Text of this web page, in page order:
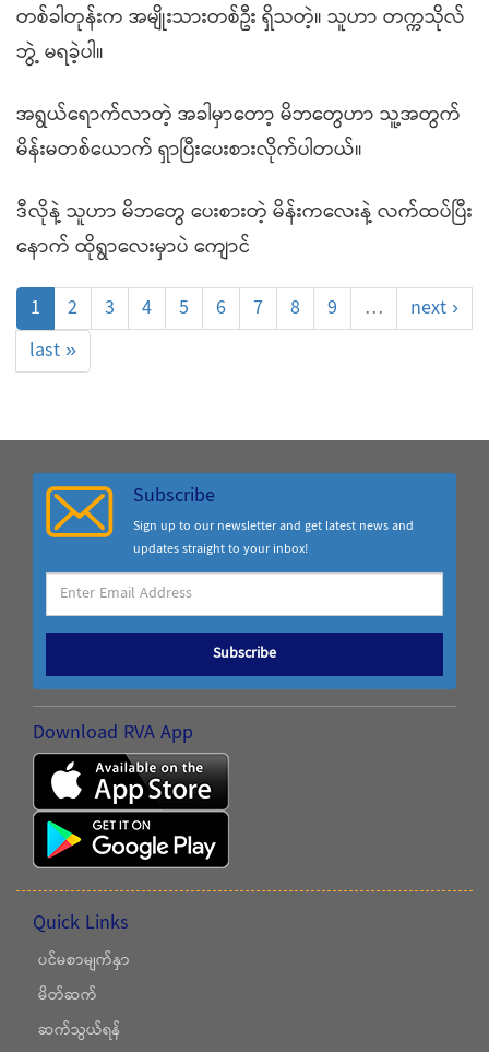
တစ်ခါတုန်းက အမျိုးသားတစ်ဦး ရှိသတဲ့။ သူဟာ တက္ကသိုလ်
ဘွဲ့ မရခဲ့ပါ။
အရွယ်ရောက်လာတဲ့ အခါမှာတော့ မိဘတွေဟာ သူ့အတွက်
မိန်းမတစ်ယောက် ရှာပြီးပေးစားလိုက်ပါတယ်။
ဒီလိုနဲ့ သူဟာ မိဘတွေ ပေးစားတဲ့ မိန်းကလေးနဲ့ လက်ထပ်ပြီး
နောက် ထိုရွာလေးမှာပဲ ကျောင်
1
2 3 4 5 6 7 8 9 …
next ›
last »
Subscribe
Sign up to our newsletter and get latest news and
updates straight to your inbox!
Subscribe
Download RVA App
Quick Links
ပင်မစာမျက်နှာ
မိတ်ဆက်
ဆက်သွယ်ရန်